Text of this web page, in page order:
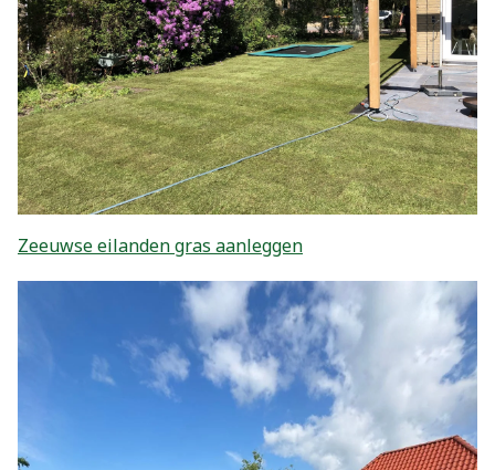
Zeeuwse eilanden gras aanleggen